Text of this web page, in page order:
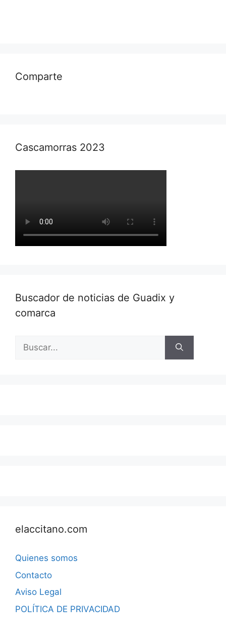
Comparte
Cascamorras 2023
Buscador de noticias de Guadix y
comarca
Buscar:
elaccitano.com
Quienes somos
Contacto
Aviso Legal
POLÍTICA DE PRIVACIDAD